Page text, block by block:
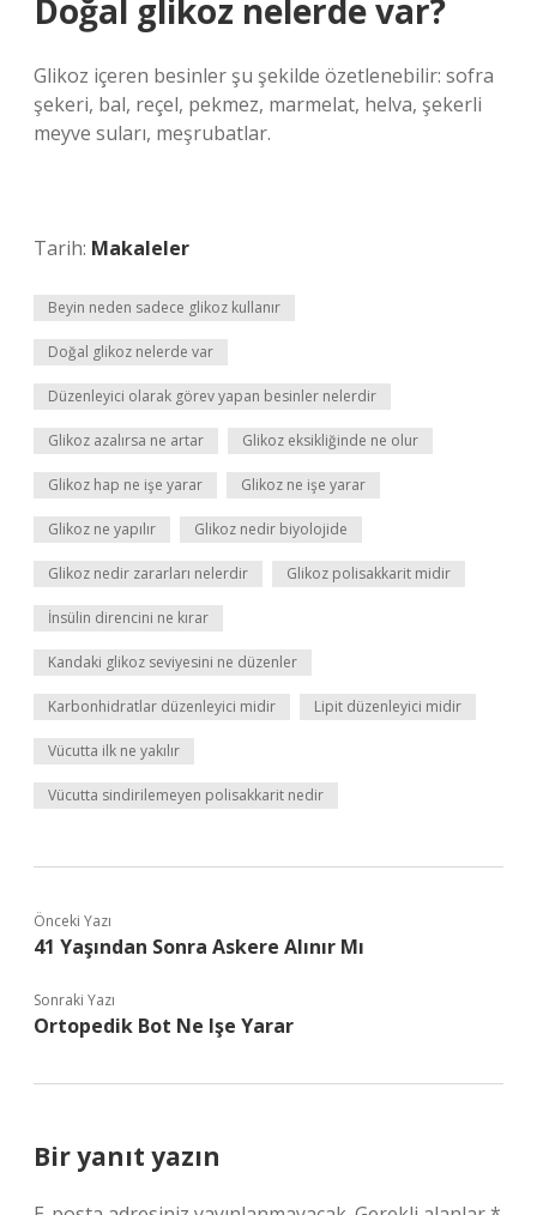
Doğal glikoz nelerde var?
Glikoz içeren besinler şu şekilde özetlenebilir: sofra
şekeri, bal, reçel, pekmez, marmelat, helva, şekerli
meyve suları, meşrubatlar.
Tarih: Makaleler
Beyin neden sadece glikoz kullanır
Doğal glikoz nelerde var
Düzenleyici olarak görev yapan besinler nelerdir
Glikoz azalırsa ne artar Glikoz eksikliğinde ne olur
Glikoz hap ne işe yarar Glikoz ne işe yarar
Glikoz ne yapılır Glikoz nedir biyolojide
Glikoz nedir zararları nelerdir Glikoz polisakkarit midir
İnsülin direncini ne kırar
Kandaki glikoz seviyesini ne düzenler
Karbonhidratlar düzenleyici midir Lipit düzenleyici midir
Vücutta ilk ne yakılır
Vücutta sindirilemeyen polisakkarit nedir
Önceki Yazı
41 Yaşından Sonra Askere Alınır Mı
Sonraki Yazı
Ortopedik Bot Ne Işe Yarar
Bir yanıt yazın